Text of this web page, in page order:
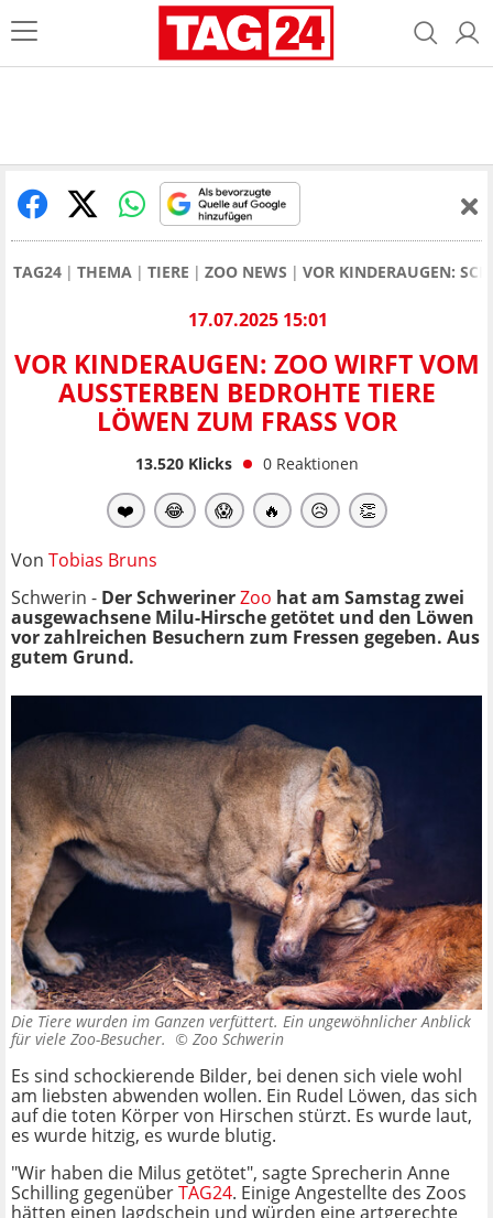
TAG24 THEMA TIERE ZOO NEWS VOR KINDERAUGEN:
17.07.2025 15:01
VOR KINDERAUGEN: ZOO WIRFT VOM
AUSSTERBEN BEDROHTE TIERE
LÖWEN ZUM FRASS VOR
13.520Klicks 0 Reaktionen
❤️ 😂 😱 🔥 😥 👏
Von Tobias Bruns
Schwerin - Der SchwerinerZoo hat am Samstag zwei
ausgewachsene Milu-Hirsche getötet und den Löwen
vor zahlreichen Besuchern zum Fressen gegeben. Aus
gutem Grund.
Die Tiere wurden im Ganzen verfüttert. Ein ungewöhnlicher Anblick
für viele Zoo-Besucher. © Zoo Schwerin
Es sind schockierende Bilder, bei denen sich viele wohl
am liebsten abwenden wollen. Ein Rudel Löwen, das sich
auf die toten Körper von Hirschen stürzt. Es wurde laut,
es wurde hitzig, es wurde blutig.
"Wir haben die Milus getötet", sagte Sprecherin Anne
Schilling gegenüberTAG24. Einige Angestellte des Zoos
hätten einen Jagdschein und würden eine artgerechte